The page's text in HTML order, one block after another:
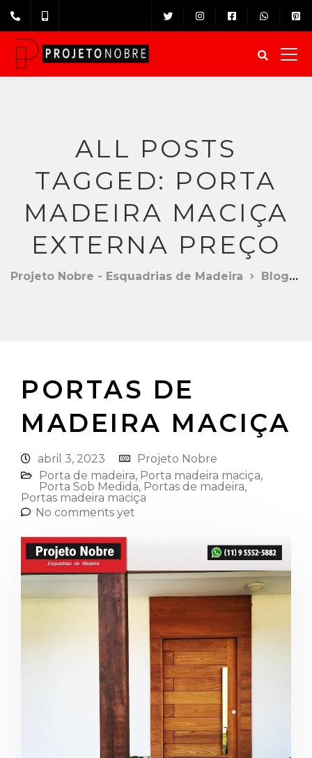
ALL POSTS
TAGGED: PORTA
MADEIRA MACIÇA
EXTERNA PREÇO
Projeto Nobre - Esquadrias de Madeira Blog
PORTAS DE
MADEIRA MACIÇA
abril 3, 2023
Projeto Nobre
Porta de madeira, Porta madeira maciça,
Porta Sob Medida, Portas de madeira,
Portas madeira maciça
No comments yet